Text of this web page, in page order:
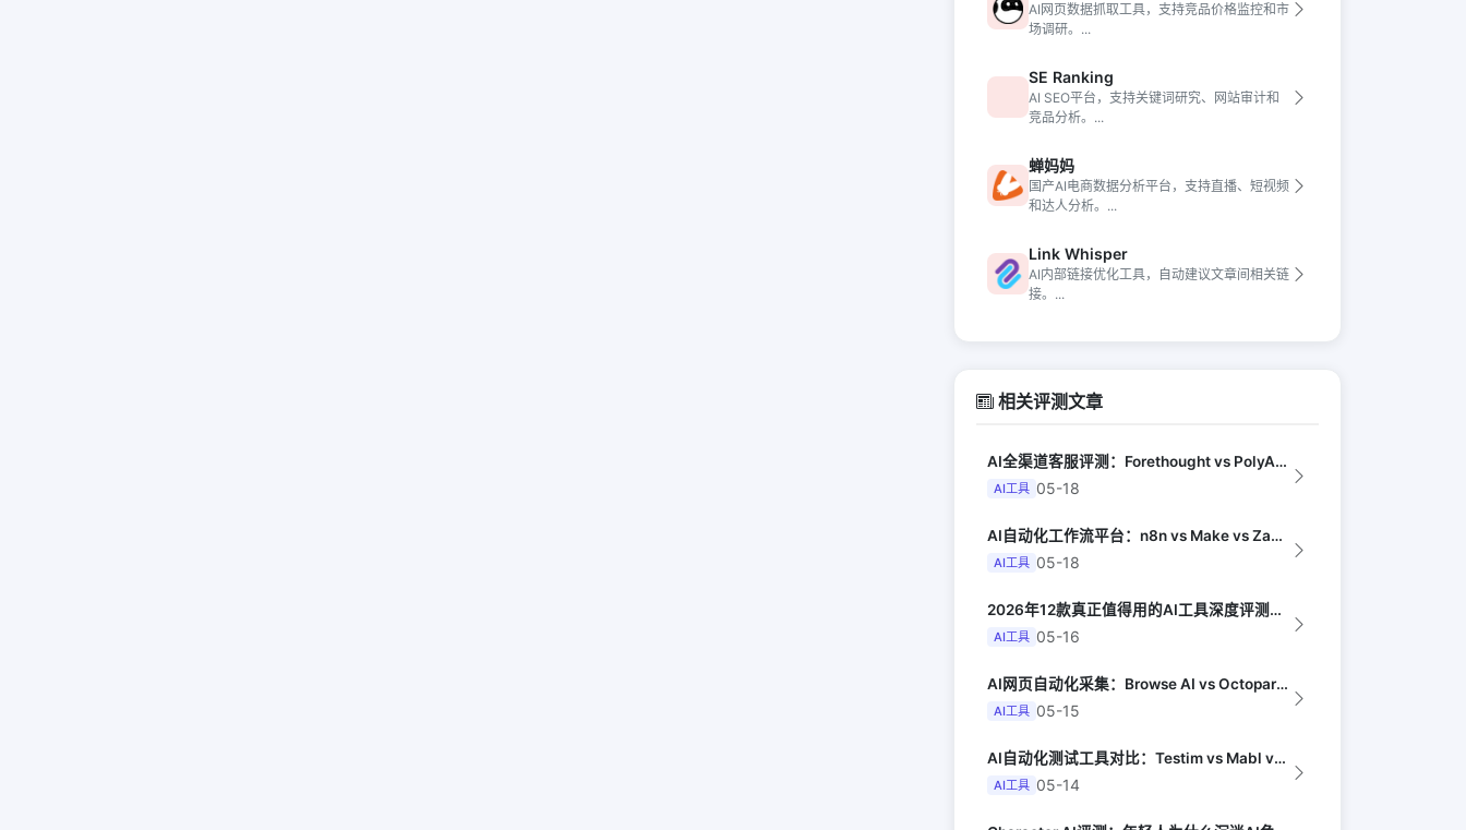
AI网页数据抓取工具，支持竞品价格监控和市
场调研。...
SE Ranking
AI SEO平台，支持关键词研究、网站审计和
竞品分析。...
蝉妈妈
国产AI电商数据分析平台，支持直播、短视频
和达人分析。...
Link Whisper
AI内部链接优化工具，自动建议文章间相关链
接。...
相关评测文章
AI全渠道客服评测：Forethought vs PolyAI vs Ada（G...
AI工具 05-18
AI自动化工作流平台：n8n vs Make vs Zapier AI对比（Au...
AI工具 05-18
2026年12款真正值得用的AI工具深度评测（Synthesia评选）
AI工具 05-16
AI网页自动化采集：Browse AI vs Octoparse AI vs B...
AI工具 05-15
AI自动化测试工具对比：Testim vs Mabl vs Playwright...
AI工具 05-14